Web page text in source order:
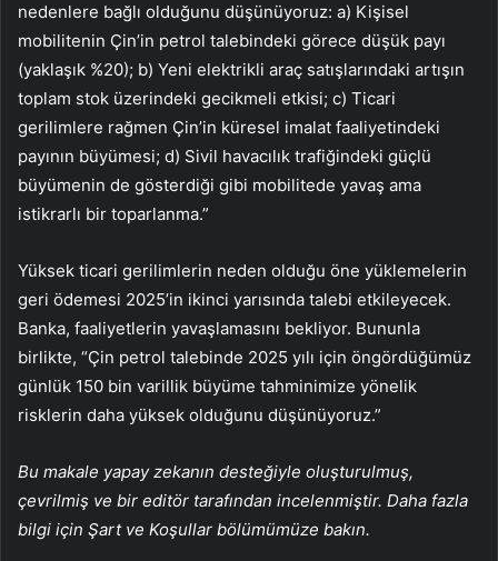
nedenlere bağlı olduğunu düşünüyoruz: a) Kişisel
mobilitenin Çin’in petrol talebindeki görece düşük payı
(yaklaşık %20); b) Yeni elektrikli araç satışlarındaki artışın
toplam stok üzerindeki gecikmeli etkisi; c) Ticari
gerilimlere rağmen Çin’in küresel imalat faaliyetindeki
payının büyümesi; d) Sivil havacılık trafiğindeki güçlü
büyümenin de gösterdiği gibi mobilitede yavaş ama
istikrarlı bir toparlanma.”
Yüksek ticari gerilimlerin neden olduğu öne yüklemelerin
geri ödemesi 2025’in ikinci yarısında talebi etkileyecek.
Banka, faaliyetlerin yavaşlamasını bekliyor. Bununla
birlikte, “Çin petrol talebinde 2025 yılı için öngördüğümüz
günlük 150 bin varillik büyüme tahminimize yönelik
risklerin daha yüksek olduğunu düşünüyoruz.”
Bu makale yapay zekanın desteğiyle oluşturulmuş,
çevrilmiş ve bir editör tarafından incelenmiştir. Daha fazla
bilgi için Şart ve Koşullar bölümümüze bakın.